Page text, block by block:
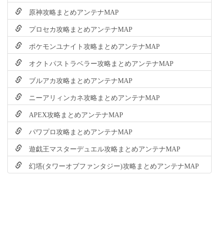
原神攻略まとめアンテナMAP
プロセカ攻略まとめアンテナMAP
ポケモンユナイト攻略まとめアンテナMAP
オクトパストラベラー攻略まとめアンテナMAP
ブルアカ攻略まとめアンテナMAP
ニーアリィンカネ攻略まとめアンテナMAP
APEX攻略まとめアンテナMAP
パワプロ攻略まとめアンテナMAP
遊戯王マスターデュエル攻略まとめアンテナMAP
幻塔(タワーオブファンタジー)攻略まとめアンテナMAP